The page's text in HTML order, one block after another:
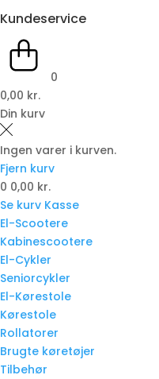
Kundeservice
0
0,00 kr.
Din kurv
Ingen varer i kurven.
Fjern kurv
0 0,00 kr.
Se kurv Kasse
El-Scootere
Kabinescootere
El-Cykler
Seniorcykler
El-Kørestole
Kørestole
Rollatorer
Brugte køretøjer
Tilbehør